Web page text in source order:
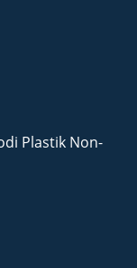
Plastik Non-